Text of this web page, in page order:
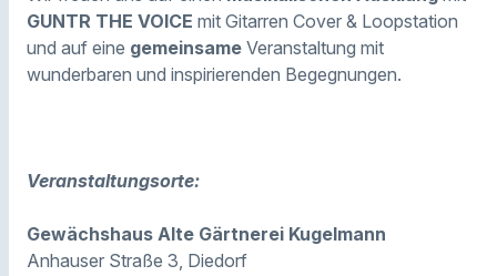
GUNTR THE VOICE mit Gitarren Cover & Loopstation
und auf eine gemeinsame Veranstaltung mit
wunderbaren und inspirierenden Begegnungen.
Veranstaltungsorte:
Gewächshaus Alte Gärtnerei Kugelmann
Anhauser Straße 3, Diedorf